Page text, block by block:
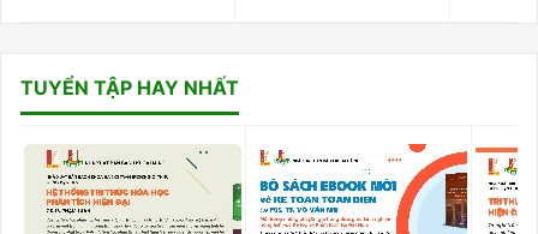
TUYỂN TẬP HAY NHẤT